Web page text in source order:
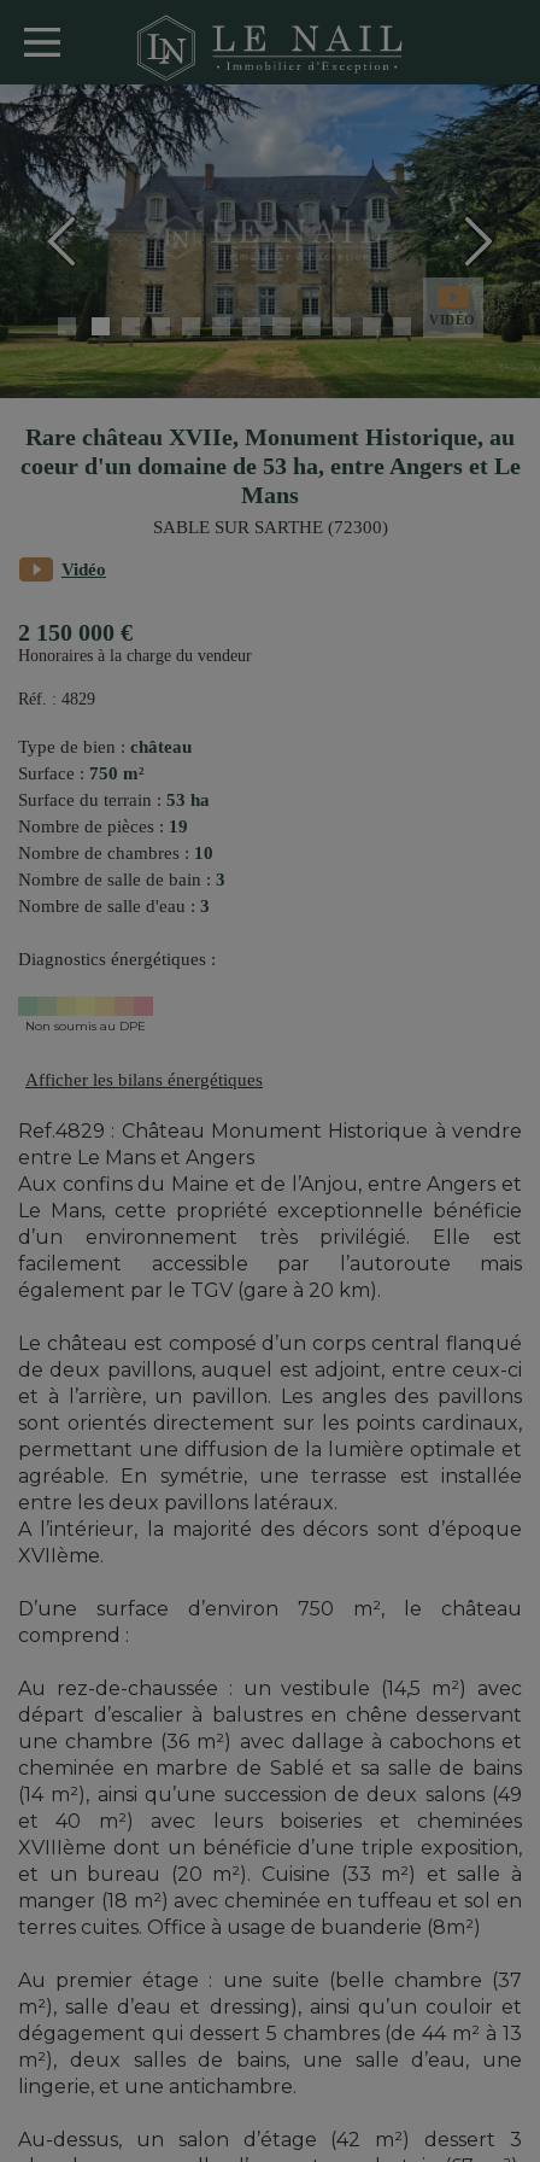
VIDÉO
Rare château XVIIe, Monument Historique, au
coeur d'un domaine de 53 ha, entre Angers et Le
Mans
SABLE SUR SARTHE (72300)
Vidéo
2 150 000 €
Honoraires à la charge du vendeur
Réf. : 4829
Type de bien : château
Surface : 750 m²
Surface du terrain : 53 ha
Nombre de pièces : 19
Nombre de chambres : 10
Nombre de salle de bain : 3
Nombre de salle d'eau : 3
Diagnostics énergétiques :
Non soumis au DPE
Afficher les bilans énergétiques
Ref.4829 : Château Monument Historique à vendre
entre Le Mans et Angers
Aux confins du Maine et de l’Anjou, entre Angers et
Le Mans, cette propriété exceptionnelle bénéficie
d’un environnement très privilégié. Elle est
facilement accessible par l’autoroute mais
également par le TGV (gare à 20 km).
Le château est composé d’un corps central flanqué
de deux pavillons, auquel est adjoint, entre ceux-ci
et à l’arrière, un pavillon. Les angles des pavillons
sont orientés directement sur les points cardinaux,
permettant une diffusion de la lumière optimale et
agréable. En symétrie, une terrasse est installée
entre les deux pavillons latéraux.
A l’intérieur, la majorité des décors sont d’époque
XVIIème.
D’une surface d’environ 750 m², le château
comprend :
Au rez-de-chaussée : un vestibule (14,5 m²) avec
départ d’escalier à balustres en chêne desservant
une chambre (36 m²) avec dallage à cabochons et
cheminée en marbre de Sablé et sa salle de bains
(14 m²), ainsi qu’une succession de deux salons (49
et 40 m²) avec leurs boiseries et cheminées
XVIIIème dont un bénéficie d’une triple exposition,
et un bureau (20 m²). Cuisine (33 m²) et salle à
manger (18 m²) avec cheminée en tuffeau et sol en
terres cuites. Office à usage de buanderie (8m²)
Au premier étage : une suite (belle chambre (37
m²), salle d’eau et dressing), ainsi qu’un couloir et
dégagement qui dessert 5 chambres (de 44 m² à 13
m²), deux salles de bains, une salle d’eau, une
lingerie, et une antichambre.
Au-dessus, un salon d’étage (42 m²) dessert 3